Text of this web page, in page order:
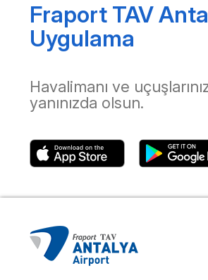
Fraport TAV
Uygulama
Havalimanı ve
yanınızda olsun.